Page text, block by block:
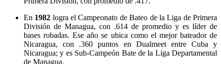
En 1982 logra el Campeonato de Bateo de la Liga de Primera
División de Managua, con .614 de promedio y es líder de
bases robadas. Ese año se ubica como el mejor bateador de
Nicaragua, con .360 puntos en Dualmeet entre Cuba y
Nicaragua; y es Sub-Campeón Bate de la Liga Departamental
de Managua.